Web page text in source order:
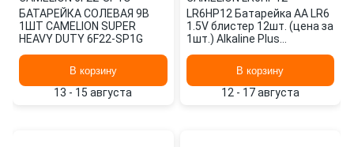
БАТАРЕЙКА СОЛЕВАЯ 9В
1ШТ CAMELION SUPER
HEAVY DUTY 6F22-SP1G
В корзину
13 - 15 августа
LR6HP12 Батарейка AA LR6
1.5V блистер 12шт. (цена за
1шт.) Alkaline Plus
В корзину
12 - 17 августа